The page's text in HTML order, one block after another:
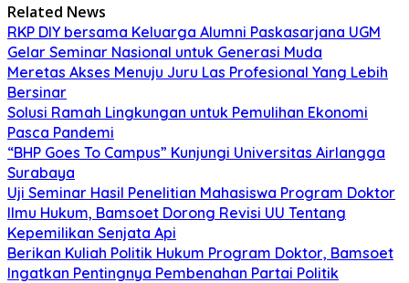
Related News
RKP DIY bersama Keluarga Alumni Paskasarjana UGM
Gelar Seminar Nasional untuk Generasi Muda
Meretas Akses Menuju Juru Las Profesional Yang Lebih
Bersinar
Solusi Ramah Lingkungan untuk Pemulihan Ekonomi
Pasca Pandemi
“BHP Goes To Campus” Kunjungi Universitas Airlangga
Surabaya
Uji Seminar Hasil Penelitian Mahasiswa Program Doktor
Ilmu Hukum, Bamsoet Dorong Revisi UU Tentang
Kepemilikan Senjata Api
Berikan Kuliah Politik Hukum Program Doktor, Bamsoet
Ingatkan Pentingnya Pembenahan Partai Politik